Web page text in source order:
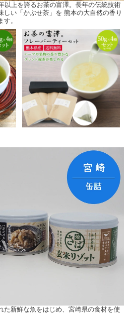
以上を誇るお茶の富澤。長年の伝統技術
しい「かぶせ茶」を 熊本の大自然の香り
。
た新鮮な魚をはじめ、宮崎県の食材を使